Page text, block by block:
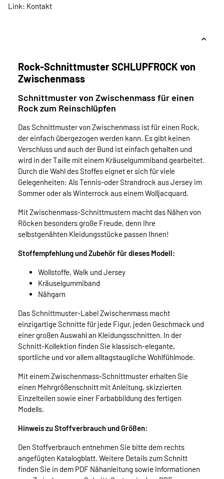
Link: Kontakt
Rock-Schnittmuster SCHLUPFROCK von
Zwischenmass
Schnittmuster von Zwischenmass für einen
Rock zum Reinschlüpfen
Das Schnittmuster von Zwischenmass ist für einen Rock,
der einfach übergezogen werden kann. Es gibt keinen
Verschluss und auch der Bund ist einfach gehalten und
wird in der Taille mit einem Kräuselgummiband gearbeitet.
Durch die Wahl des Stoffes eignet er sich für viele
Gelegenheiten: Als Tennis-oder Strandrock aus Jersey im
Sommer oder als Winterrock aus einem Wolljacquard.
Mit Zwischenmass-Schnittmustern macht das Nähen von
Röcken besonders große Freude, denn Ihre
selbstgenähten Kleidungsstücke passen Ihnen!
Stoffempfehlung und Zubehör für dieses Modell:
Wollstoffe, Walk und Jersey
Kräuselgummiband
Nähgarn
Das Schnittmuster-Label Zwischenmass macht
einzigartige Schnitte für jede Figur, jeden Geschmack und
einer großen Auswahl an Kleidungsschnitten. In der
Schnitt-Kollektion finden Sie klassisch-elegante,
sportliche und vor allem alltagstaugliche Wohlfühlmode.
Mit einem Zwischenmass-Schnittmuster erhalten Sie
einen Mehrgrößenschnitt mit Anleitung, skizzierten
Einzelteilen sowie einer Farbabbildung des fertigen
Modells.
Hinweis zu Stoffverbrauch und Größen:
Den Stoffverbrauch entnehmen Sie bitte dem rechts
angefügten Katalogblatt. Weitere Details zum Schnitt
finden Sie in dem PDF Nähanleitung sowie Informationen